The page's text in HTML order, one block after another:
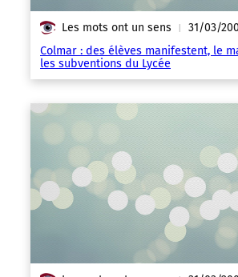
Les mots ont un sens | 31/03/
Colmar : des élèves manifestent, le
les subventions du Lycée